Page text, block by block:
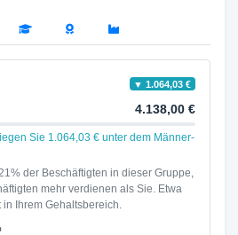
▼ 1.064,03 €
4.138,00 €
Sie 1.064,03 € unter dem Männer-
der Beschäftigten in dieser Gruppe,
mehr verdienen als Sie. Etwa
Ihrem Gehaltsbereich.